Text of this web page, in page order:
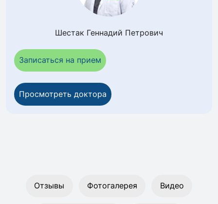
Шестак Геннадий Петрович
Записаться на прием
Просмотреть доктора
Отзывы Фотогалерея Видео